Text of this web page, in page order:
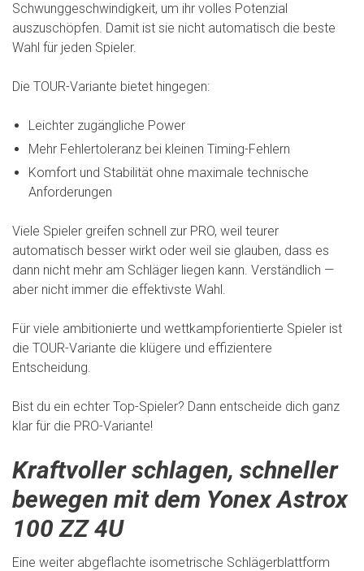
Schwunggeschwindigkeit, um ihr volles Potenzial
auszuschöpfen. Damit ist sie nicht automatisch die beste
Wahl für jeden Spieler.
Die TOUR-Variante bietet hingegen:
Leichter zugängliche Power
Mehr Fehlertoleranz bei kleinen Timing-Fehlern
Komfort und Stabilität ohne maximale technische
Anforderungen
Viele Spieler greifen schnell zur PRO, weil teurer
automatisch besser wirkt oder weil sie glauben, dass es
dann nicht mehr am Schläger liegen kann. Verständlich —
aber nicht immer die effektivste Wahl.
Für viele ambitionierte und wettkampforientierte Spieler ist
die TOUR-Variante die klügere und effizientere
Entscheidung.
Bist du ein echter Top-Spieler? Dann entscheide dich ganz
klar für die PRO-Variante!
Kraftvoller schlagen, schneller
bewegen mit dem Yonex Astrox
100 ZZ 4U
Eine weiter abgeflachte isometrische Schlägerblattform